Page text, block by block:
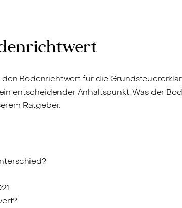
Bodenrichtwert für die
entscheidender Anhaltspunkt. Was der
Ratgeber.